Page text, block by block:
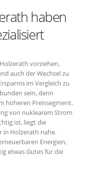
haben
vorziehen,
auch der Wechsel zu
im Vergleich zu
sein, denn
höheren Preissegment.
von nuklearem Strom
ist, liegt die
in Holzerath nahe.
Energien,
etwas Gutes für die